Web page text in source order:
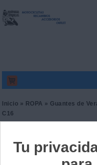
Inicio » ROPA » Guantes de
C16